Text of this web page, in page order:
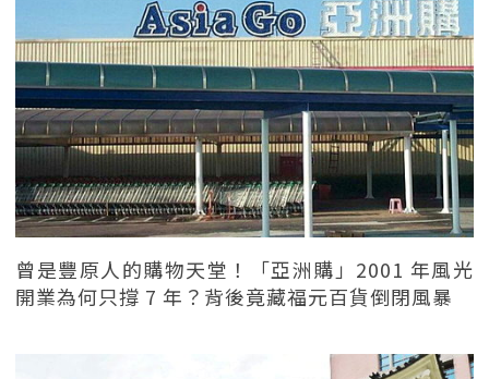
曾是豐原人的購物天堂！「亞洲購」2001 年風光
開業為何只撐 7 年？背後竟藏福元百貨倒閉風暴